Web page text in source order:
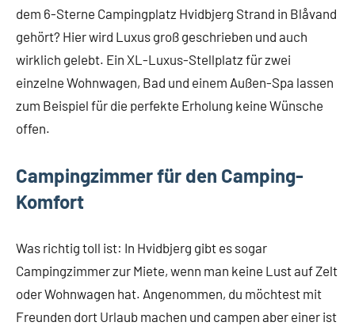
dem 6-Sterne Campingplatz Hvidbjerg Strand in Blåvand
gehört? Hier wird Luxus groß geschrieben und auch
wirklich gelebt. Ein XL-Luxus-Stellplatz für zwei
einzelne Wohnwagen, Bad und einem Außen-Spa lassen
zum Beispiel für die perfekte Erholung keine Wünsche
offen.
Campingzimmer für den Camping-
Komfort
Was richtig toll ist: In Hvidbjerg gibt es sogar
Campingzimmer zur Miete, wenn man keine Lust auf Zelt
oder Wohnwagen hat. Angenommen, du möchtest mit
Freunden dort Urlaub machen und campen aber einer ist